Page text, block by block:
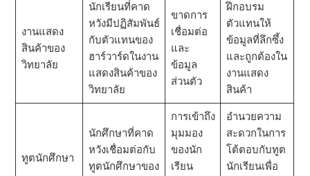
งานแสดง
สินค้าของ
วิทยาลัย
นักเรียนที่คาด
หวังมีปฏิสัมพันธ์
กับตัวแทนของ
ฮาร์วาร์ดในงาน
แสดงสินค้าของ
วิทยาลัย
ขาดการ
เชื่อมต่อ
และ
ข้อมูล
ส่วนตัว
ฝึกอบรม
ตัวแทนให้
ข้อมูลที่ลึกซึ้ง
และถูกต้องใน
งานแสดง
สินค้า
ทูตนักศึกษา
นักศึกษาที่คาด
หวังเชื่อมต่อกับ
ทูตนักศึกษาของ
การเข้าถึง
มุมมอง
ของนัก
เรียน
อํานวยความ
สะดวกในการ
โต้ตอบกับทูต
นักเรียนเพื่อ